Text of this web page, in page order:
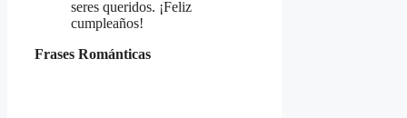
seres queridos. ¡Feliz
cumpleaños!
Frases Románticas